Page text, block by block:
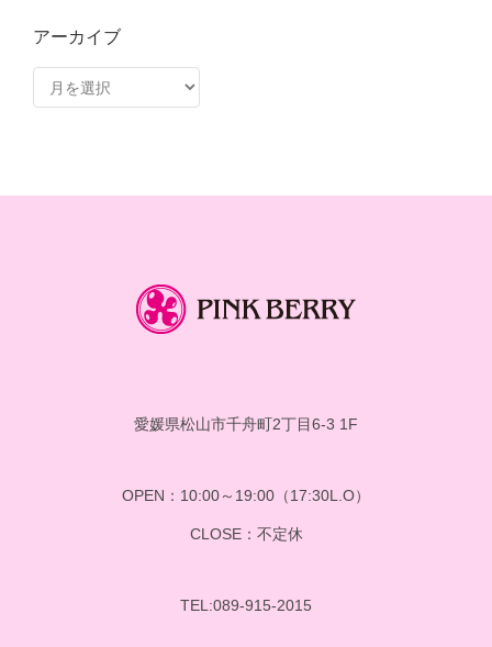
アーカイブ
ー
愛媛県松山市千舟町2丁目6-3 1F
OPEN：10:00～19:00（17:30L.O）
CLOSE：不定休
TEL:089-915-2015